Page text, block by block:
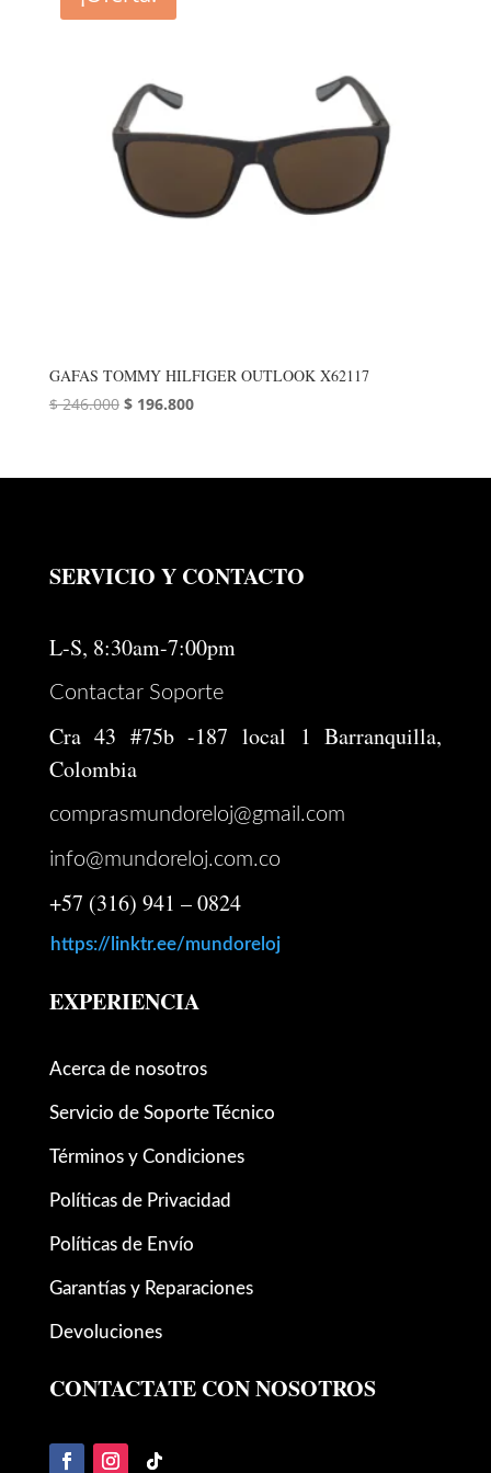
GAFAS TOMMY HILFIGER OUTLOOK X62117
$246.000 El
era:
$196.800El
es:
SERVICIO Y CONTACTO
L-S, 8:30am-7:00pm
Contactar Soporte
Cra 43 #75b -187 local 1 Barranquilla,
Colombia
comprasmundoreloj@gmail.com
info@mundoreloj.com.co
+57 (316) 941 – 0824
https://linktr.ee/mundoreloj
EXPERIENCIA
Acerca de nosotros
Servicio de Soporte Técnico
Términos y Condiciones
Políticas de Privacidad
Políticas de Envío
Garantías y Reparaciones
Devoluciones
CONTACTATE CON NOSOTROS